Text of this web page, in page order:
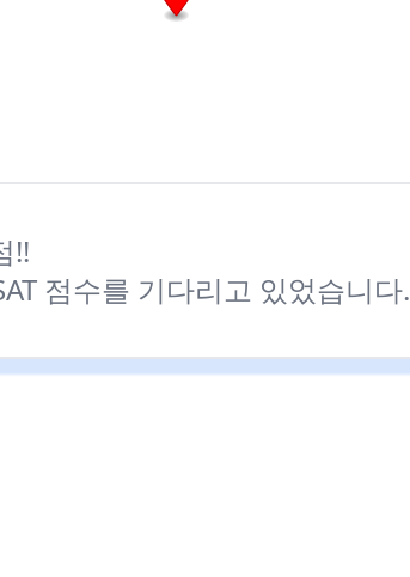
!!
점수를 기다리고 있었습니다.